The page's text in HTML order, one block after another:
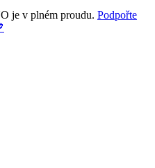
je v plném proudu. Podpořte